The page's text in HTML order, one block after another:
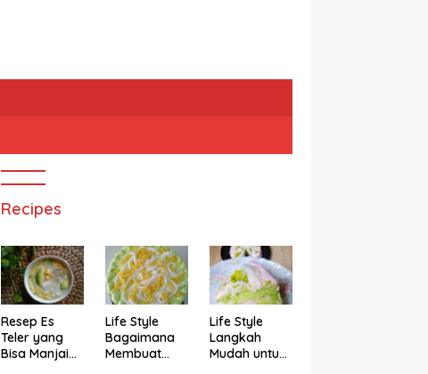
Recipes
Resep Es
Teler yang
Bisa Manjain
Life Style
Bagaimana
Membuat
Life Style
Langkah
Mudah untuk